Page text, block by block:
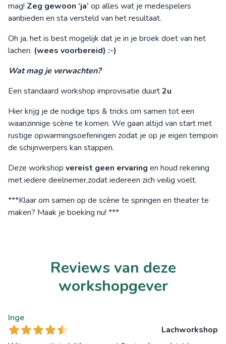
mag! Zeg gewoon ‘ja’ op alles wat je medespelers
aanbieden en sta versteld van het resultaat.
Oh ja, het is best mogelijk dat je in je broek doet van het
lachen. (wees voorbereid) :-)
Wat mag je verwachten?
Een standaard workshop improvisatie duurt2u
Hier krijg je de nodige tips & tricks om samen tot een
waanzinnige scène te komen. We gaan altijd van start met
rustige opwarmingsoefeningen zodat je op je eigen tempoin
de schijnwerpers kan stappen.
Deze workshop vereist geen ervaring en houd rekening
met iedere deelnemer,zodat iedereen zich veilig voelt.
***Klaar om samen op de scène te springen en theater te
maken? Maak je boeking nu! ***
Reviews van deze
workshopgever
Inge
Lachworkshop